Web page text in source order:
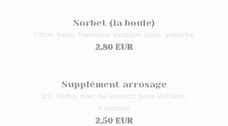
Sorbet (la boule)
Citron, fraise, framboise, exotique, poire, quetsche
2,80 EUR
Supplément arrosage
2cl : Vodka, marc de Gewurtz, poire Williams,
framboise
2,50 EUR